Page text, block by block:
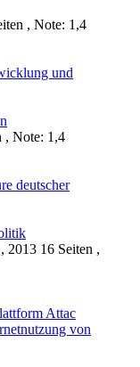
, Note: 1,4
und
, Note: 1,4
deutscher
2013 16 Seiten ,
Attac
von